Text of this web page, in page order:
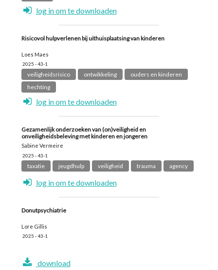
log in om te downloaden
Risicovol hulpverlenen bij uithuisplaatsing van kinderen
Loes Maes
2025 - 43-1
veiligheidsrisico ontwikkeling
ouders en kinderen
hechting
log in om te downloaden
Gezamenlijk onderzoeken van (on)veiligheid en
onveiligheidsbeleving met kinderen en jongeren
Sabine Vermeire
2025 - 43-1
taxatie jeugdhulp veiligheid trauma agency
log in om te downloaden
Donutpsychiatrie
Lore Gillis
2025 - 43-1
download